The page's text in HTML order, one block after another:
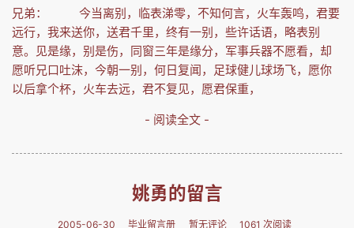
兄弟： 今当离别，临表涕零，不知何言，火车轰鸣，君要
远行，我来送你，送君千里，终有一别，些许话语，略表别
意。见是缘，别是伤，同窗三年是缘分，军事兵器不愿看，却
愿听兄口吐沫，今朝一别，何日复闻，足球健儿球场飞，愿你
以后拿个杯，火车去远，君不复见，愿君保重，
- 阅读全文 -
姚勇的留言
2005-06-30 毕业留言册 暂无评论 1061 次阅读